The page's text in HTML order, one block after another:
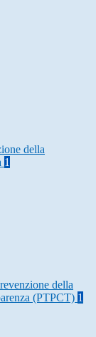
della
1
della
(PTPCT) 1